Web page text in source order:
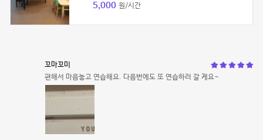
5,000 원/시간
꼬마꼬미
편해서 마음놓고 연습해요. 다음번에도 또 연습하러 갈 게요~